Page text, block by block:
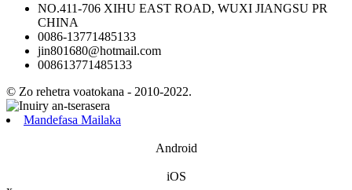
NO.411-706 XIHU EAST ROAD, WUXI JIANGSU PR
CHINA
0086-13771485133
jin801680@hotmail.com
008613771485133
© Zo rehetra voatokana - 2010-2022.
Mandefasa Mailaka
Android
iOS